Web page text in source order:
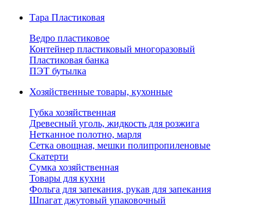
Тара Пластиковая
Ведро пластиковое
Контейнер пластиковый многоразовый
Пластиковая банка
ПЭТ бутылка
Хозяйственные товары, кухонные
Губка хозяйственная
Древесный уголь, жидкость для розжига
Нетканное полотно, марля
Сетка овощная, мешки полипропиленовые
Скатерти
Сумка хозяйственная
Товары для кухни
Фольга для запекания, рукав для запекания
Шпагат джутовый упаковочный